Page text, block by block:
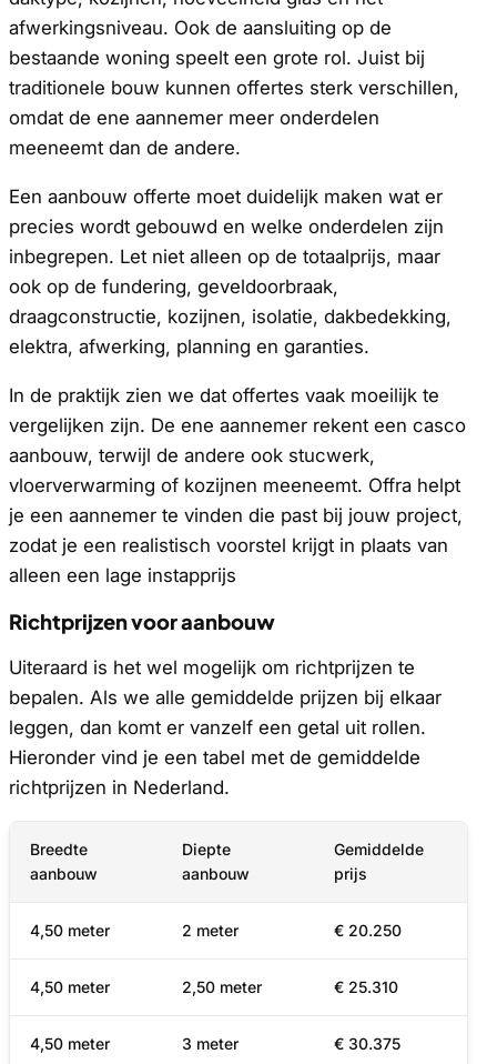
afwerkingsniveau. Ook de aansluiting op de
bestaande woning speelt een grote rol. Juist bij
traditionele bouw kunnen offertes sterk verschillen,
omdat de ene aannemer meer onderdelen
meeneemt dan de andere.
Een aanbouw offerte moet duidelijk maken wat er
precies wordt gebouwd en welke onderdelen zijn
inbegrepen. Let niet alleen op de totaalprijs, maar
ook op de fundering, geveldoorbraak,
draagconstructie, kozijnen, isolatie, dakbedekking,
elektra, afwerking, planning en garanties.
In de praktijk zien we dat offertes vaak moeilijk te
vergelijken zijn. De ene aannemer rekent een casco
aanbouw, terwijl de andere ook stucwerk,
vloerverwarming of kozijnen meeneemt. Offra helpt
je een aannemer te vinden die past bij jouw project,
zodat je een realistisch voorstel krijgt in plaats van
alleen een lage instapprijs
Richtprijzen voor aanbouw
Uiteraard is het wel mogelijk om richtprijzen te
bepalen. Als we alle gemiddelde prijzen bij elkaar
leggen, dan komt er vanzelf een getal uit rollen.
Hieronder vind je een tabel met de gemiddelde
richtprijzen in Nederland.
Breedte
aanbouw
Diepte
aanbouw
Gemiddelde
prijs
4,50 meter 2 meter € 20.250
4,50 meter 2,50 meter € 25.310
4,50 meter 3 meter € 30.375